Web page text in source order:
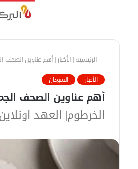
الرئيسية| الأخبار| أهم عناوين الصحف الجمعة 26
الأخبار السودان
أهم عناوين الصحف الجمعة 26
الخرطوم| العهد اونلاين